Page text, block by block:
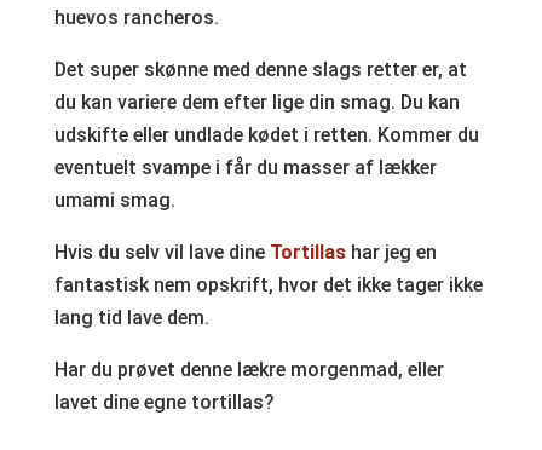
huevos rancheros.
Det super skønne med denne slags retter er, at
du kan variere dem efter lige din smag. Du kan
udskifte eller undlade kødet i retten. Kommer du
eventuelt svampe i får du masser af lækker
umami smag.
Hvis du selv vil lave dine Tortillas har jeg en
fantastisk nem opskrift, hvor det ikke tager ikke
lang tid lave dem.
Har du prøvet denne lækre morgenmad, eller
lavet dine egne tortillas?